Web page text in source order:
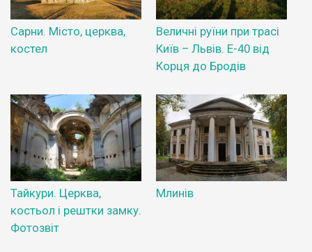
Сарни. Місто, церква,
костел
Величні руїни при трасі
Київ – Львів. Е-40 від
Корця до Бродів
Тайкури. Церква,
костьол і рештки замку.
Фотозвіт
Млинів